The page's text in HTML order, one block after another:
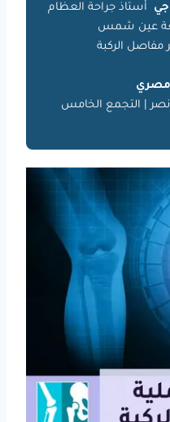
أستاذ جراحة العظام
عين شمس
مفاصل الركبة
نصر | التجمع الخامس